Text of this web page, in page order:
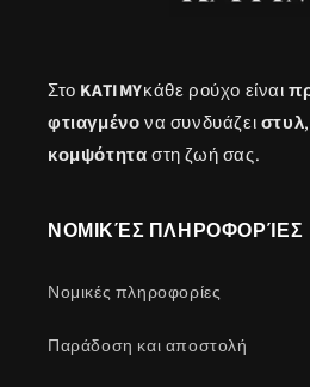
Στο KATIMYκάθε ρούχο είναι
φτιαγμένονα συνδυάζειστυλ
κομψότηταστη ζωή σας.
ΝΟΜΙΚΈΣ ΠΛΗΡΟΦΟΡΊΕΣ
Νομικές πληροφορίες
Παράδοση και αποστολή